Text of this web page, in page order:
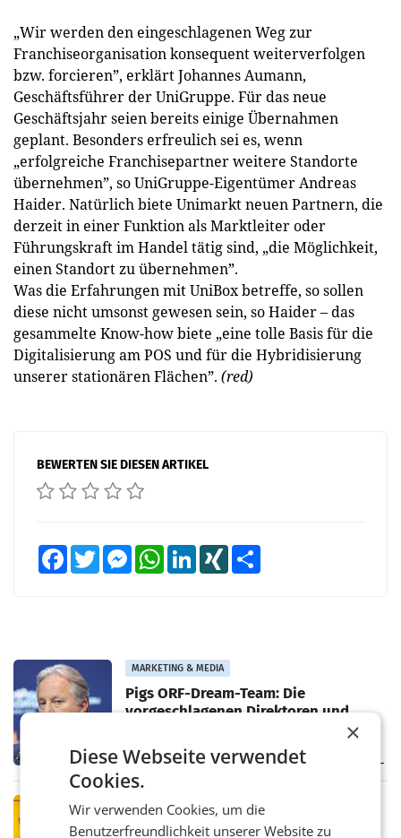
„Wir werden den eingeschlagenen Weg zur
Franchiseorganisation konsequent weiterverfolgen
bzw. forcieren”, erklärt Johannes Aumann,
Geschäftsführer der UniGruppe. Für das neue
Geschäftsjahr seien bereits einige Übernahmen
geplant. Besonders erfreulich sei es, wenn
„erfolgreiche Franchisepartner weitere Standorte
übernehmen”, so UniGruppe-Eigentümer Andreas
Haider. Natürlich biete Unimarkt neuen Partnern, die
derzeit in einer Funktion als Marktleiter oder
Führungskraft im Handel tätig sind, „die Möglichkeit,
einen Standort zu übernehmen”.
Was die Erfahrungen mit UniBox betreffe, so sollen
diese nicht umsonst gewesen sein, so Haider – das
gesammelte Know-how biete „eine tolle Basis für die
Digitalisierung am POS und für die Hybridisierung
unserer stationären Flächen”. (red)
BEWERTEN SIE DIESEN ARTIKEL
FacebookTwitter MessengerWhatsAppLinkedInXING
MARKETING & MEDIA
Pigs ORF-Dream-Team: Die
vorgeschlagenen Direktoren und
Morgen wählt der ORF Stiftungsrat die ORF-
Direktorinnen und -Direktoren, sowie die
Landesdirektorinnen und -direktoren. Das 13-
köpfige Wunschteam des ab 1. Jänner 2027
PRIMENEWS
Österreichische Post: Umsatzplus im
×
Diese Webseite verwendet
Cookies.
Wir verwenden Cookies, um die
Benutzerfreundlichkeit unserer Website zu